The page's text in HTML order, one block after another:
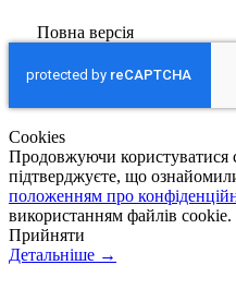
Повна версія
Сookies
Продовжуючи користуватися
підтверджуєте, що
положенням про
використанням файлів cookie.
Прийняти
Детальніше →